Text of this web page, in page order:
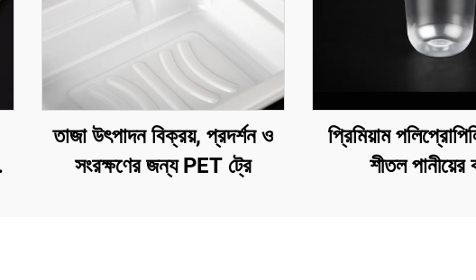
তাজা উৎপাদন বিক্রয়, প্রদর্শন ও
সংরক্ষণের জন্য PET ট্রে
প্রিমিয়াম
শীতল পানীয়ের